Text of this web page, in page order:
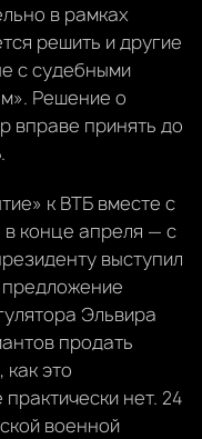
в рамках
решить и другие
с судебными
Решение о
вправе принять до
к ВТБ вместе с
конце апреля — с
выступил
Эльвира
продать
это
нет. 24
военной